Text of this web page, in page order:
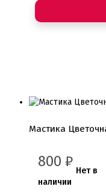
Мастика
800 ₽
Нет в
наличии